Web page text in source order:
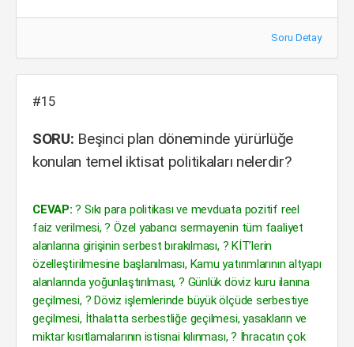
Soru Detay
#15
SORU: Beşinci plan döneminde yürürlüğe
konulan temel iktisat politikaları nelerdir?
CEVAP: ? Sıkı para politikası ve mevduata pozitif reel
faiz verilmesi, ? Özel yabancı sermayenin tüm faaliyet
alanlarına girişinin serbest bırakılması, ? KİT’lerin
özelleştirilmesine başlanılması, Kamu yatırımlarının altyapı
alanlarında yoğunlaştırılması, ? Günlük döviz kuru ilanına
geçilmesi, ? Döviz işlemlerinde büyük ölçüde serbestiye
geçilmesi, İthalatta serbestliğe geçilmesi, yasakların ve
miktar kısıtlamalarının istisnai kılınması, ? İhracatın çok